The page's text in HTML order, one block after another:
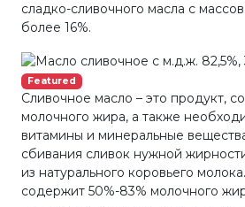
сладко-сливочного масла с
более 16%.
Featured
Сливочное масло – это продукт,
молочного жира, а также
витамины и минеральные
сбивания сливок нужной
из натурального коровьего
содержит 50%-83% молочного